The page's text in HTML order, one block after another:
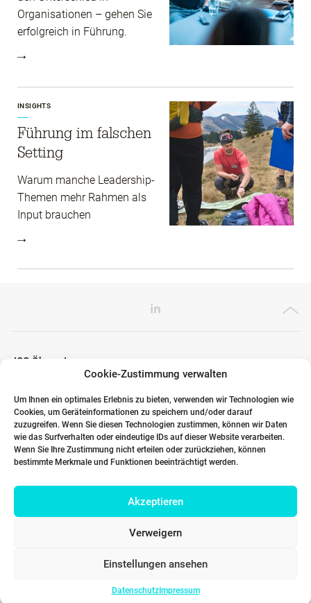
Cookie-Zustimmung verwalten
Um Ihnen ein optimales Erlebnis zu bieten, verwenden wir Technologien wie
Cookies, um Geräteinformationen zu speichern und/oder darauf
zuzugreifen. Wenn Sie diesen Technologien zustimmen, können wir Daten
wie das Surfverhalten oder eindeutige IDs auf dieser Website verarbeiten.
Wenn Sie Ihre Zustimmung nicht erteilen oder zurückziehen, können
bestimmte Merkmale und Funktionen beeinträchtigt werden.
Akzeptieren
Verweigern
Einstellungen ansehen
DatenschutzImpressum
Organisationen – gehen Sie
erfolgreich in Führung.
INSIGHTS
Führung im falschen
Setting
Warum manche Leadership-
Themen mehr Rahmen als
Input brauchen
ICG Ökosystem
Globale Partner